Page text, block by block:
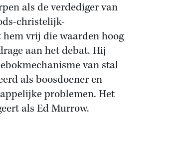
als de verdediger van
christelijk-
vrij die waarden hoog
aan het debat. Hij
van stal
als boosdoener en
problemen. Het
als Ed Murrow.